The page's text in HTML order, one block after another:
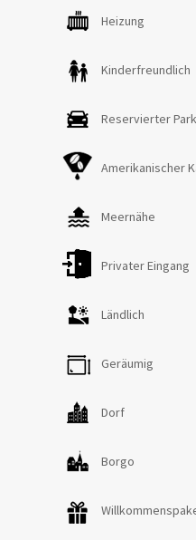
Zustellbetts, einem
Dusche. Von hier aus
eine geräumige Ruhezone
Untergeschoss der Villa
Erdgeschoss in den
ersten Stock im
vorhanden. Fliegengitter
Heizung
Kinderfreundlich
Reservierter
Amerikanischer
Meernähe
Privater Eingang
Ländlich
Geräumig
Dorf
Borgo